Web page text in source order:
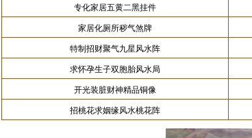
专化家居五黄二黑挂件
家居化厕所秽气煞牌
特制招财聚气九星风水阵
求怀孕生子双胞胎风水局
开光装脏财神精品铜像
招桃花求姻缘风水桃花阵